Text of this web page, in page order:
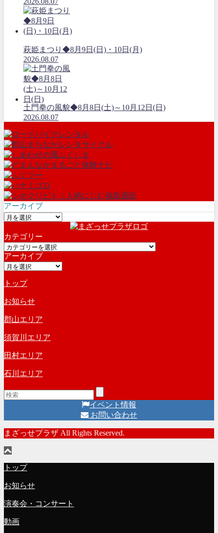
萩姫まつり◆8月9日(日)・10日(月)
2026.08.07
土門拳の風貌◆8月8日(土)～10月12日(日)
2026.08.07
アーカイブ
ア
カ
イ
ブ
カテゴリー
カ
テ
ゴ
ー
アーカイブ
ア
カ
イ
ブ
トップ
お知らせ
郡山エリア
須賀川エリア
田村エリア
石川エリア
イベント情報
お問い合わせ
まざっせプラザ All Rights Reserved.
トップ
お知らせ
演奏会・コンサート
動画